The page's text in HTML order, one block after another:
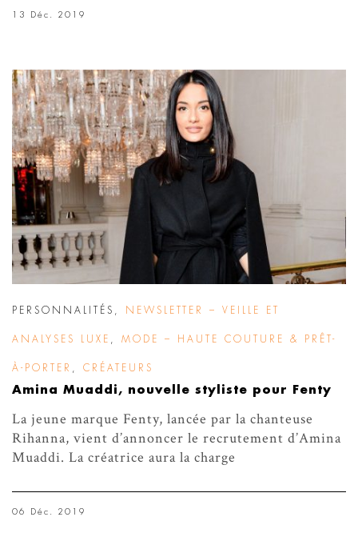
13 Déc. 2019
PERSONNALITÉS , NEWSLETTER – VEILLE ET
ANALYSES LUXE , MODE – HAUTE COUTURE & PRÊT-
À-PORTER , CRÉATEURS
Amina Muaddi, nouvelle styliste pour Fenty
La jeune marque Fenty, lancée par la chanteuse
Rihanna, vient d’annoncer le recrutement d’Amina
Muaddi. La créatrice aura la charge
06 Déc. 2019